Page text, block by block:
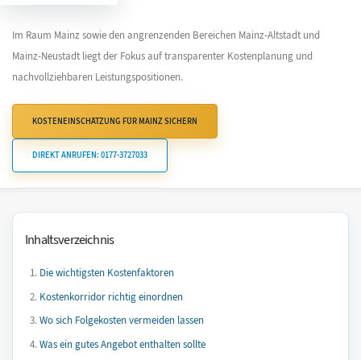
Im Raum Mainz sowie den angrenzenden Bereichen Mainz-Altstadt und
Mainz-Neustadt liegt der Fokus auf transparenter Kostenplanung und
nachvollziehbaren Leistungspositionen.
KOSTENEINSCHÄTZUNG FÜR MAINZ SICHERN
DIREKT ANRUFEN: 0177-3727033
Inhaltsverzeichnis
Die wichtigsten Kostenfaktoren
Kostenkorridor richtig einordnen
Wo sich Folgekosten vermeiden lassen
Was ein gutes Angebot enthalten sollte